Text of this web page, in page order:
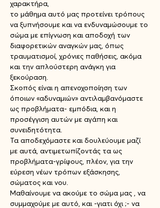
χαρακτήρα,
το μάθημα αυτό μας προτείνει τρόπους
να ξυπνήσουμε και να ενδυναμώσουμε το
σώμα με επίγνωση και αποδοχή των
διαφορετικών αναγκών μας, όπως
τραυματισμοί, χρόνιες παθήσεις, ακόμα
και την απλούστερη ανάγκη για
ξεκούραση.
Σκοπός είναι η απενοχοποίηση των
όποιων «αδυναμιών» αντιλαμβανόμαστε
ως προβλήματα- εμπόδια, και η
προσέγγιση αυτών με αγάπη και
συνειδητότητα.
Τα αποδεχόμαστε και δουλεύουμε μαζί
με αυτά, αντιμετωπίζοντάς τα ως
προβλήματα-γρίφους, πλέον, για την
εύρεση νέων τρόπων εξάσκησης,
σώματος και νου.
Μαθαίνουμε να ακούμε το σώμα μας , να
συμμαχούμε με αυτό, και -γιατι όχι ;- να